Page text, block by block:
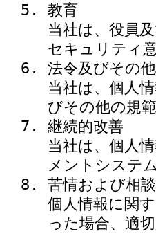
教育
当社は、役員
セキュリティ
法令及びその
当社は、個人
びその他の規
継続的改善
当社は、個人
メントシステ
苦情および相談
個人情報に関
った場合、適